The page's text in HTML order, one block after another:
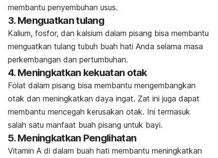
membantu penyembuhan usus.
3. Menguatkan tulang
Kalium, fosfor, dan kalsium dalam pisang bisa membantu
menguatkan tulang tubuh buah hati Anda selama masa
perkembangan dan pertumbuhan.
4. Meningkatkan kekuatan otak
Folat dalam pisang bisa membantu mengembangkan
otak dan meningkatkan daya ingat. Zat ini juga dapat
membantu mencegah kerusakan otak. Ini termasuk
salah satu manfaat buah pisang untuk bayi.
5. Meningkatkan Penglihatan
Vitamin A di dalam buah hati membantu meningkatkan